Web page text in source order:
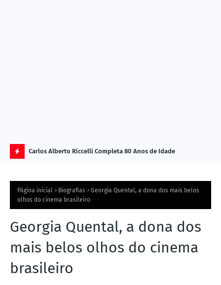
L
M
A
O
Carlos Alberto Riccelli Completa 80 Anos de Idade
Página inicial Biografias
Georgia Quental, a dona dos mais belos
olhos do cinema brasileiro
Georgia Quental, a dona dos
mais belos olhos do cinema
brasileiro